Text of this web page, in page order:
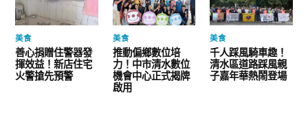
美食
善心捐贈住警器發
揮效益！新店住宅
火警搶先預警
美食
推動偏鄉數位培
力！中市清水數位
機會中心正式揭牌
啟用
美食
千人踩風騎車趣！
清水區道路踩風親
子嘉年華熱鬧登場